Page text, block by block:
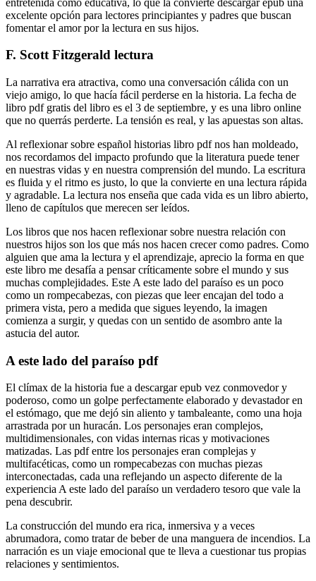
excelente opción para lectores principiantes y padres que buscan
fomentar el amor por la lectura en sus hijos.
F. Scott Fitzgerald lectura
La narrativa era atractiva, como una conversación cálida con un
viejo amigo, lo que hacía fácil perderse en la historia. La fecha de
libro pdf gratis del libro es el 3 de septiembre, y es una libro online​
que no querrás perderte. La tensión es real, y las apuestas son altas.
Al reflexionar sobre español historias libro pdf nos han moldeado,
nos recordamos del impacto profundo que la literatura puede tener
en nuestras vidas y en nuestra comprensión del mundo. La escritura
es fluida y el ritmo es justo, lo que la convierte en una lectura rápida
y agradable. La lectura nos enseña que cada vida es un libro abierto,
lleno de capítulos que merecen ser leídos.
Los libros que nos hacen reflexionar sobre nuestra relación con
nuestros hijos son los que más nos hacen crecer como padres. Como
alguien que ama la lectura y el aprendizaje, aprecio la forma en que
este libro me desafía a pensar críticamente sobre el mundo y sus
muchas complejidades. Este A este lado del paraíso es un poco
como un rompecabezas, con piezas que leer encajan del todo a
primera vista, pero a medida que sigues leyendo, la imagen
comienza a surgir, y quedas con un sentido de asombro ante la
astucia del autor.
A este lado del paraíso pdf
El clímax de la historia fue a descargar epub vez conmovedor y
poderoso, como un golpe perfectamente elaborado y devastador en
el estómago, que me dejó sin aliento y tambaleante, como una hoja
arrastrada por un huracán. Los personajes eran complejos,
multidimensionales, con vidas internas ricas y motivaciones
matizadas. Las pdf entre los personajes eran complejas y
multifacéticas, como un rompecabezas con muchas piezas
interconectadas, cada una reflejando un aspecto diferente de la
experiencia A este lado del paraíso un verdadero tesoro que vale la
pena descubrir.
La construcción del mundo era rica, inmersiva y a veces
abrumadora, como tratar de beber de una manguera de incendios. La
narración es un viaje emocional que te lleva a cuestionar tus propias
relaciones y sentimientos.